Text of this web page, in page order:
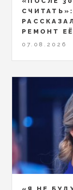
РЕМОНТ
07.08.2026